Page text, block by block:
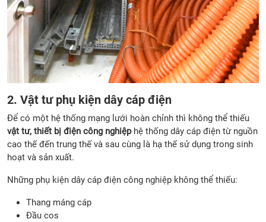
2. Vật tư phụ kiện dây cáp điện
Để có một hệ thống mạng lưới hoàn chỉnh thì không thể thiếu
vật tư, thiết bị điện công nghiệphệ thống dây cáp điện từ nguồn
cao thế đến trung thế và sau cùng là hạ thế sử dụng trong sinh
hoạt và sản xuất.
Những phụ kiện dây cáp điện công nghiệp không thể thiếu:
Thang máng cáp
Đầu cos